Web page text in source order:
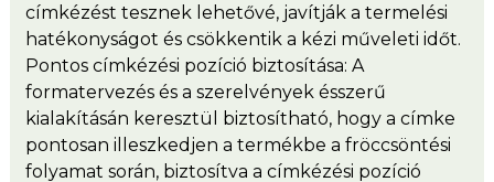
címkézést tesznek lehetővé, javítják a termelési
hatékonyságot és csökkentik a kézi műveleti időt.
Pontos címkézési pozíció biztosítása: A
formatervezés és a szerelvények ésszerű
kialakításán keresztül biztosítható, hogy a címke
pontosan illeszkedjen a termékbe a fröccsöntési
folyamat során, biztosítva a címkézési pozíció